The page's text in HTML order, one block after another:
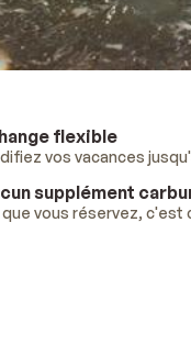
flexible
vos vacances
supplément
vous réservez, c'est